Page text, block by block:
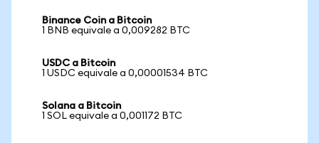
Binance Coin a Bitcoin
1 BNB equivale a 0,009282 BTC
USDC a Bitcoin
1 USDC equivale a 0,00001534 BTC
Solana a Bitcoin
1 SOL equivale a 0,001172 BTC